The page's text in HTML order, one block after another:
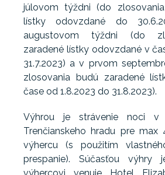
júlovom týždni (do
lístky odovzdané do
augustovom týždni (do
zaradené lístky odovzdané v
31.7.2023) a v prvom
zlosovania budú zaradené
čase od 1.8.2023 do 31.8.2023).
Výhrou je strávenie noci v
Trenčianskeho hradu pre
výhercu (s použitím
prespanie). Súčasťou výhry